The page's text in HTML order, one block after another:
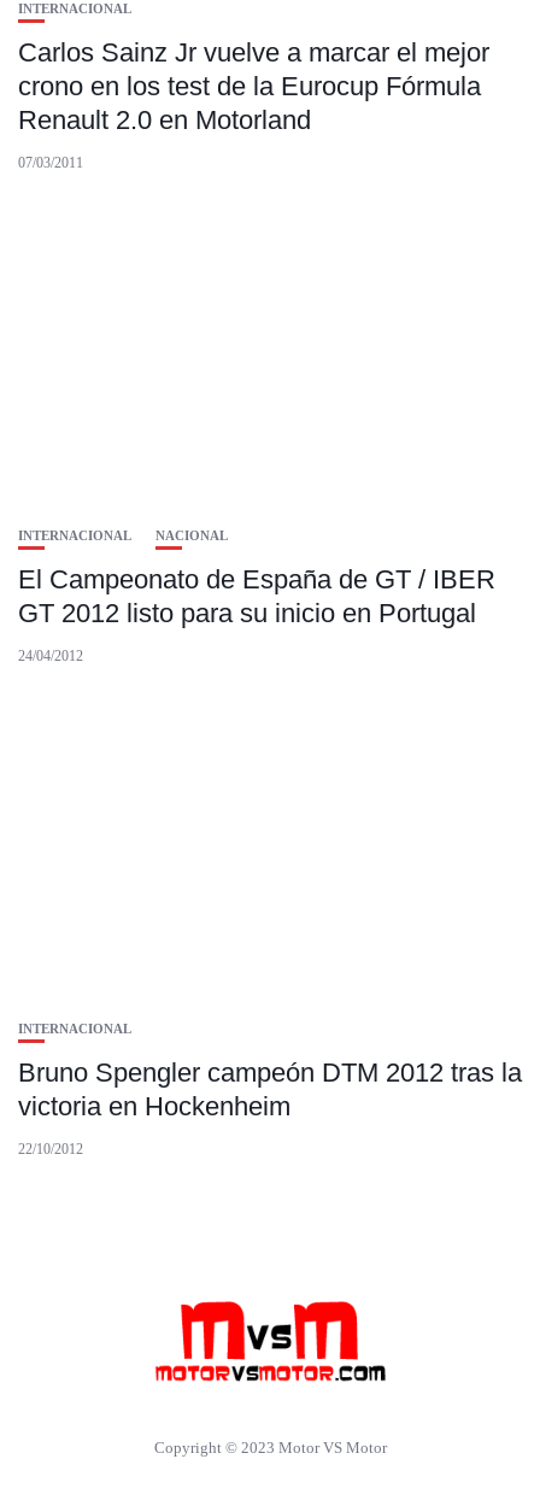
INTERNACIONAL
Carlos Sainz Jr vuelve a marcar el mejor
crono en los test de la Eurocup Fórmula
Renault 2.0 en Motorland
07/03/2011
INTERNACIONAL NACIONAL
El Campeonato de España de GT / IBER
GT 2012 listo para su inicio en Portugal
24/04/2012
INTERNACIONAL
Bruno Spengler campeón DTM 2012 tras la
victoria en Hockenheim
22/10/2012
Copyright © 2023 Motor VS Motor